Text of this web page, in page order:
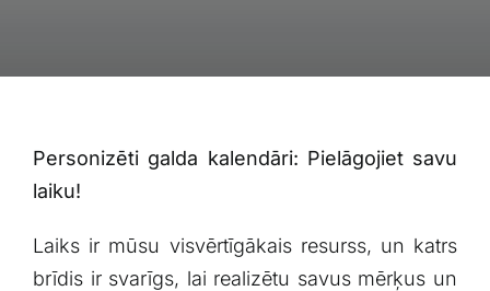
Attēlu galerija
Video galerija
Personizēti galda kalendāri: ​Pielāgojiet savu
laiku!
Laiks‍ ir mūsu⁢ visvērtīgākais resurss, un katrs
brīdis ir svarīgs, lai realizētu savus mērķus un